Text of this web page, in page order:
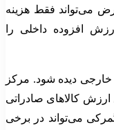
می‌تواند فقط هزینه
افزوده داخلی را
خارجی دیده شود. مرکز
کالاهای صادراتی
می‌تواند در برخی